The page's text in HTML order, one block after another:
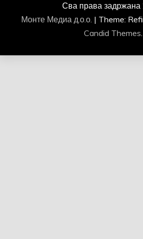
Сва права задржана
Монте Медиа д.о.о. | Theme:
Candid Themes.